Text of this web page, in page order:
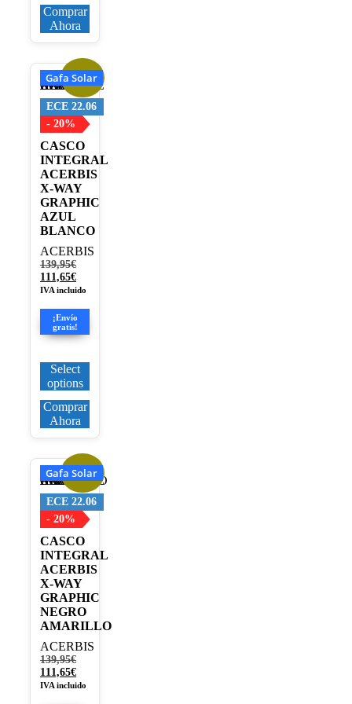
Comprar
Ahora
¡Oferta!
Gafa Solar
ECE 22.06
- 20%
CASCO
INTEGRAL
ACERBIS
X-WAY
GRAPHIC
AZUL
BLANCO
ACERBIS
139,95€El
precio
original
111,65€El
precio
111,65€.
IVA incluido
¡Envío
gratis!
Select
options
Este
producto
tiene
múltiples
variantes.
Las
opciones
se
pueden
elegir
en
la
página
de
producto
Comprar
Ahora
¡Oferta!
Gafa Solar
ECE 22.06
- 20%
CASCO
INTEGRAL
ACERBIS
X-WAY
GRAPHIC
NEGRO
AMARILLO
ACERBIS
139,95€El
precio
original
111,65€El
precio
IVA incluido
Este
producto
tiene
múltiples
variantes.
Las
opciones
se
pueden
elegir
en
la
página
de
producto